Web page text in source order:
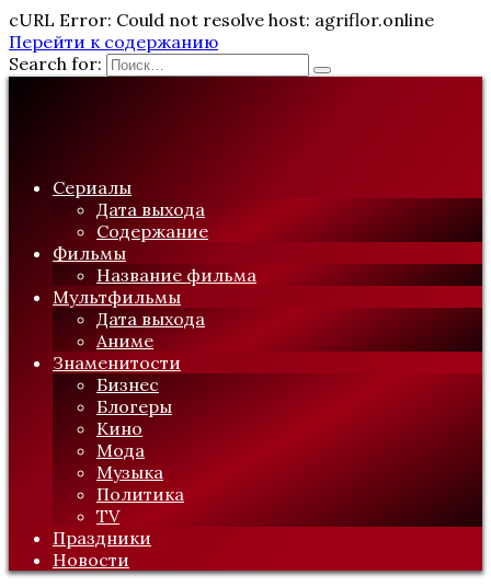
cURL Error: Could not resolve host: agriflor.online
Перейти к содержанию
Search for:
Сериалы
Дата выхода
Содержание
Фильмы
Название фильма
Мультфильмы
Дата выхода
Аниме
Знаменитости
Бизнес
Блогеры
Кино
Мода
Музыка
Политика
TV
Праздники
Новости